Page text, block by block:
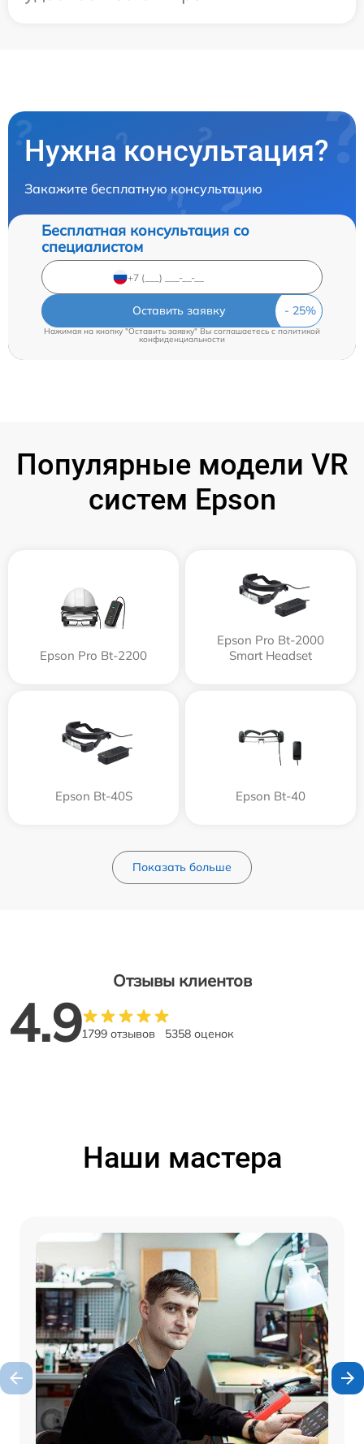
Нужна консультация?
Закажите бесплатную консультацию
Бесплатная консультация со
специалистом
Оставить заявку
Нажимая на кнопку "Оставить заявку" Вы соглашаетесь c политикой
конфиденциальности
Популярные модели VR
систем Epson
Epson Pro Bt-2200
Epson Pro Bt-2000
Smart Headset
Epson Bt-40S Epson Bt-40
Показать больше
Отзывы клиентов
4.91799 отзывов 5358 оценок
Наши мастера